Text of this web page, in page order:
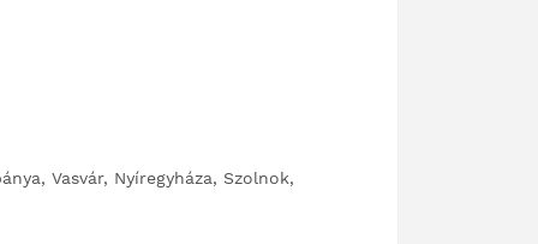
Vasvár, Nyíregyháza, Szolnok,